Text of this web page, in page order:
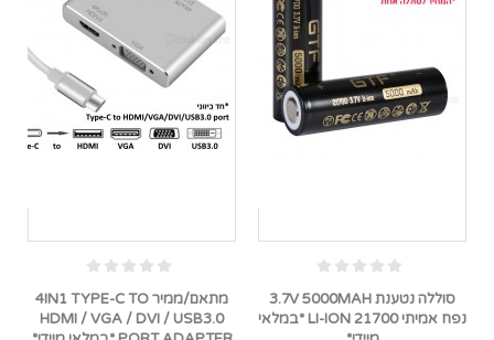
סוללה נטענת 3.7V 5000MAH
נפח אמיתי 21700 LI-ION *במלאי
מתאם/ממיר 4IN1 TYPE-C TO
HDMI / VGA / DVI / USB3.0